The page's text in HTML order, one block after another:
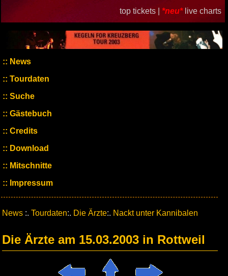
top tickets | *neu* live charts
News
Tourdaten
Suche
Gästebuch
Credits
Download
Mitschnitte
Impressum
News :. Tourdaten:. Die Ärzte:. Nackt unter Kannibalen
Die Ärzte am 15.03.2003 in Rottweil